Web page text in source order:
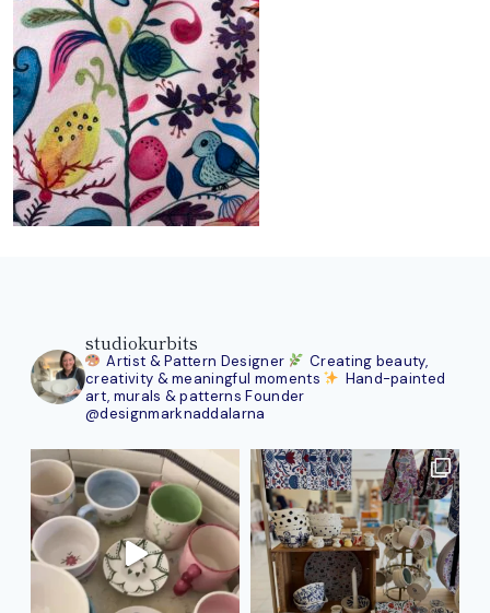
studiokurbits
Artist & Pattern Designer
Creating beauty,
creativity & meaningful moments
Hand-painted
art, murals & patterns Founder
@designmarknaddalarna